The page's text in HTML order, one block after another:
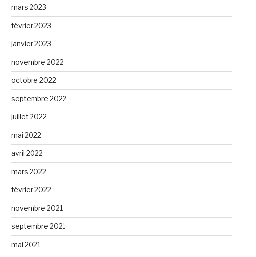
mars 2023
février 2023
janvier 2023
novembre 2022
octobre 2022
septembre 2022
juillet 2022
mai 2022
avril 2022
mars 2022
février 2022
novembre 2021
septembre 2021
mai 2021